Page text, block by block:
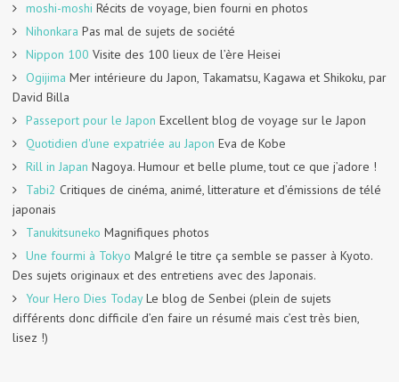
moshi-moshi Récits de voyage, bien fourni en photos
Nihonkara Pas mal de sujets de société
Nippon 100 Visite des 100 lieux de l’ère Heisei
Ogijima Mer intérieure du Japon, Takamatsu, Kagawa et Shikoku, par
David Billa
Passeport pour le Japon Excellent blog de voyage sur le Japon
Quotidien d'une expatriée au Japon Eva de Kobe
Rill in Japan Nagoya. Humour et belle plume, tout ce que j’adore !
Tabi2 Critiques de cinéma, animé, litterature et d’émissions de télé
japonais
Tanukitsuneko Magnifiques photos
Une fourmi à Tokyo Malgré le titre ça semble se passer à Kyoto.
Des sujets originaux et des entretiens avec des Japonais.
Your Hero Dies TodayLe blog de Senbei (plein de sujets
différents donc difficile d’en faire un résumé mais c’est très bien,
lisez !)